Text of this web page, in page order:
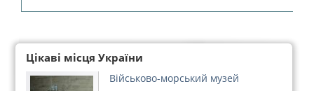
Цікаві місця України
Військово-морський музей